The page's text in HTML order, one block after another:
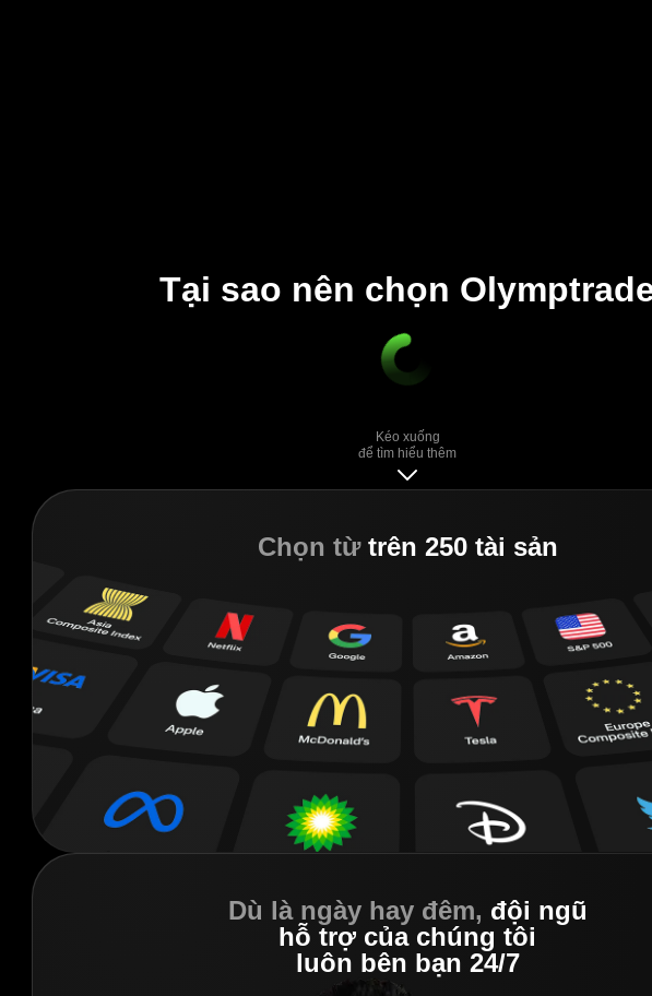
Tại sao nên chọn
Kéo xuống
để tìm hiểu thêm
Chọn từ trên 250 tài sản
Dù là ngày hay đêm, đội ngũ
hỗ trợ của chúng tôi
luôn bên bạn 24/7